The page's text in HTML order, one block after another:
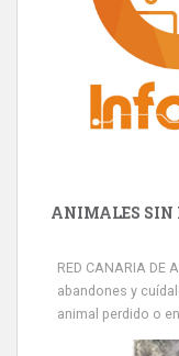
ANIMALES SIN
RED CANARIA DE
abandones y
animal perdido o